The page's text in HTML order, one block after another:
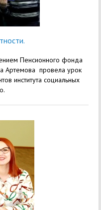
Пенсионного фонда
Артемова провела урок
института социальных